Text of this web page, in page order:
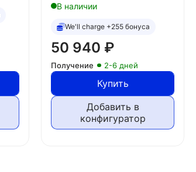
В наличии
We'll charge +255 бонуса
50 940 ₽
Получение 2-6 дней
Купить
Добавить в
конфигуратор